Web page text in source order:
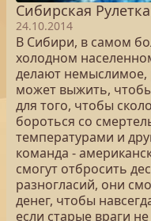
Сибирская
24.10.2014
В Сибири, в самом
холодном
делают немыслимое,
может выжить,
для того, чтобы
бороться со
температурами и
команда -
смогут отбросить
разногласий, они
денег, чтобы
если старые враги